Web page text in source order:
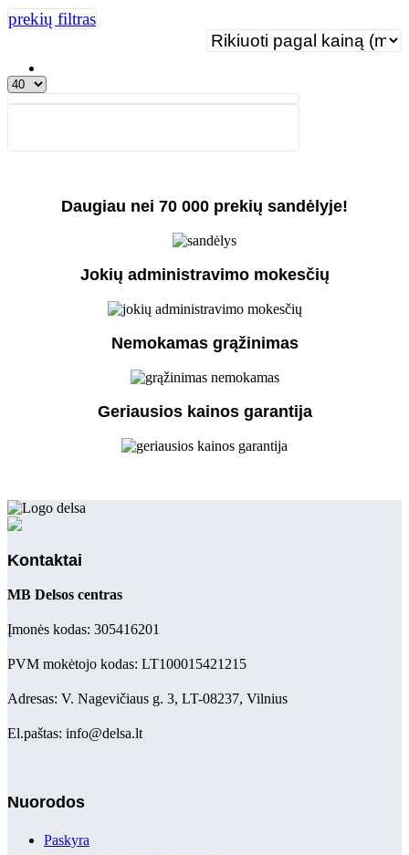
Daugiau nei 70 000 prekių sandėlyje!
Jokių administravimo mokesčių
Nemokamas grąžinimas
Geriausios kainos garantija
Kontaktai
MB Delsos centras
Įmonės kodas: 305416201
PVM mokėtojo kodas: LT100015421215
Adresas: V. Nagevičiaus g. 3, LT-08237, Vilnius
El.paštas: info@delsa.lt
Nuorodos
Paskyra